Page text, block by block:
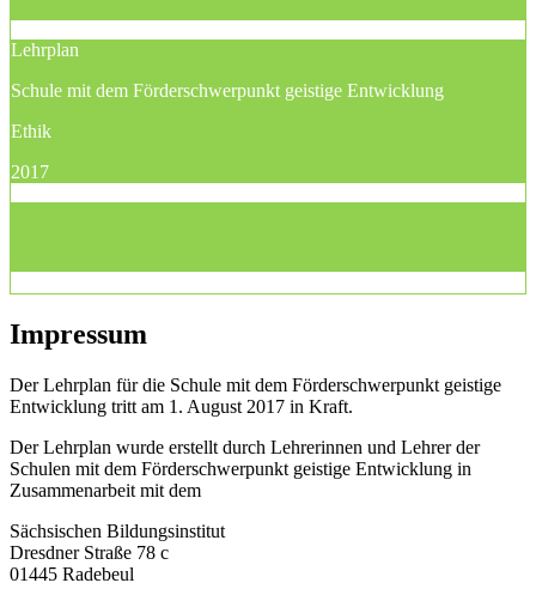
Lehrplan
Schule mit dem Förderschwerpunkt geistige Entwicklung
Ethik
2017
Impressum
Der Lehrplan für die Schule mit dem Förderschwerpunkt geistige
Entwicklung tritt am 1. August 2017 in Kraft.
Der Lehrplan wurde erstellt durch Lehrerinnen und Lehrer der
Schulen mit dem Förderschwerpunkt geistige Entwicklung in
Zusammenarbeit mit dem
Sächsischen Bildungsinstitut
Dresdner Straße 78 c
01445 Radebeul